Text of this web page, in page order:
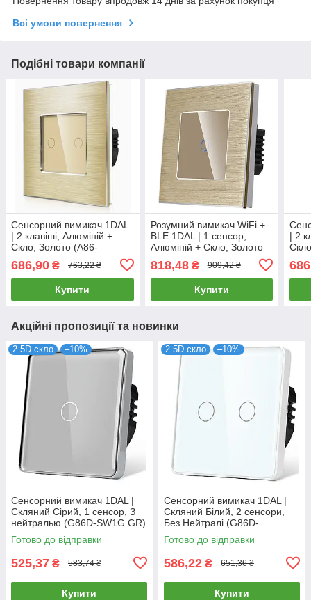
Всі умови повернення
Подібні товари компанії
Сенсорний вимикач 1DAL
| 2 клавіші, Алюміній +
Скло, Золото (A86-
686,90 ₴ 763,22 ₴
Купити
Розумний вимикач WiFi +
BLE 1DAL | 1 сенсор,
Алюміній + Скло, Золото
818,48₴ 909,42 ₴
Купити
| 2
Акційні пропозиції та новинки
2.5D скло –10%
Сенсорний вимикач 1DAL |
Скляний Сірий, 1 сенсор, З
нейтралью (G86D-SW1G.GR)
Готово до відправки
525,37 ₴ 583,74 ₴
Купити
2.5D скло –10%
Сенсорний вимикач 1DAL |
Скляний Білий, 2 сенсори,
Без Нейтралі (G86D-
SW2G.SL.WT)
Готово до відправки
586,22 ₴ 651,36 ₴
Купити